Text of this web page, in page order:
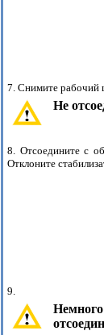
7. Снимите рабочий
Не
8. Отсоедините с
Отклоните
9.